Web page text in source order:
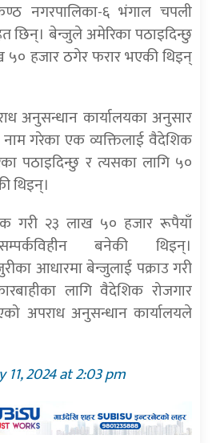
नगरपालिका-६ भंगाल चपली
छिन्। बेन्जुले अमेरिका पठाइदिन्छु
५० हजार ठगेर फरार भएकी थिइन्
अनुसन्धान कार्यालयका अनुसार
गरेका एक व्यक्तिलाई वैदेशिक
पठाइदिन्छु र त्यसका लागि ५०
थिइन्।
गरी २३ लाख ५० हजार रूपैयाँ
बनेकी थिइन्।
आधारमा बेन्जुलाई पक्राउ गरी
लागि वैदेशिक रोजगार
अपराध अनुसन्धान कार्यालयले
11, 2024 at 2:03 pm